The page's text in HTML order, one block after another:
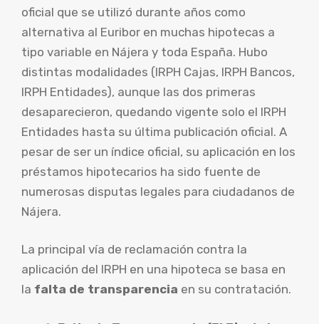
oficial que se utilizó durante años como
alternativa al Euribor en muchas hipotecas a
tipo variable en Nájera y toda España. Hubo
distintas modalidades (IRPH Cajas, IRPH Bancos,
IRPH Entidades), aunque las dos primeras
desaparecieron, quedando vigente solo el IRPH
Entidades hasta su última publicación oficial. A
pesar de ser un índice oficial, su aplicación en los
préstamos hipotecarios ha sido fuente de
numerosas disputas legales para ciudadanos de
Nájera.
La principal vía de reclamación contra la
aplicación del IRPH en una hipoteca se basa en
la falta de transparencia en su contratación.